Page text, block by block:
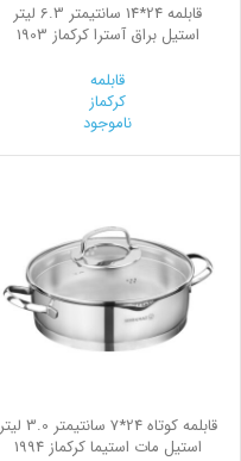
قابلمه 24*14 سانتیمتر 6.3 لیتر
استیل براق آسترا کرکماز 1903
قابلمه
کرکماز
ناموجود
قابلمه کوتاه 24*7 سانتیمتر 3.0 لیتر
استیل مات استیما کرکماز 1994